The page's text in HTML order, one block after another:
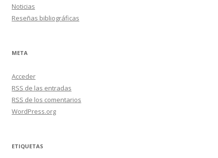
Noticias
Reseñas bibliográficas
META
Acceder
RSS de las entradas
RSS de los comentarios
WordPress.org
ETIQUETAS